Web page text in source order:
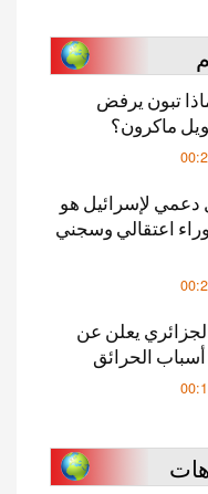
تبون يرفض
ماكرون؟
دعمي لإسرائيل هو
اعتقالي وسجني
يعلن عن
الحرائق